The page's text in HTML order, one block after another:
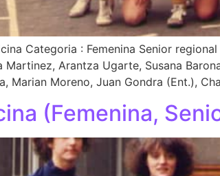
Categoria : Femenina Senior
Martinez, Arantza Ugarte, Susana
Marian Moreno, Juan Gondra (Ent.),
(Femenina,